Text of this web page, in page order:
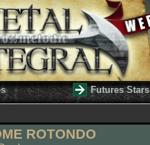
Futures Stars
ROTONDO